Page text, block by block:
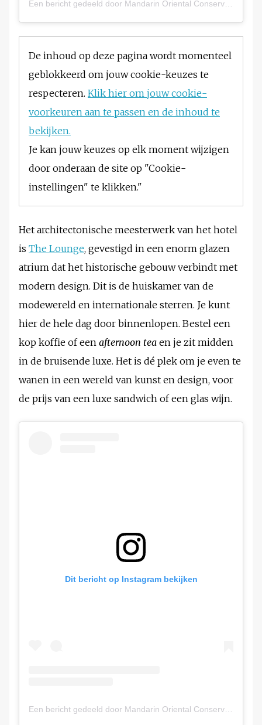
Een bericht gedeeld door Mandarin Oriental Conservatorium, Amsterdam (@mo_conservatorium)
De inhoud op deze pagina wordt momenteel
geblokkeerd om jouw cookie-keuzes te
respecteren. Klik hier om jouw cookie-
voorkeuren aan te passen en de inhoud te
bekijken.
Je kan jouw keuzes op elk moment wijzigen
door onderaan de site op "Cookie-
instellingen" te klikken."
Het architectonische meesterwerk van het hotel
is The Lounge, gevestigd in een enorm glazen
atrium dat het historische gebouw verbindt met
modern design. Dit is de huiskamer van de
modewereld en internationale sterren. Je kunt
hier de hele dag door binnenlopen. Bestel een
kop koffie of een afternoon tea en je zit midden
in de bruisende luxe. Het is dé plek om je even te
wanen in een wereld van kunst en design, voor
de prijs van een luxe sandwich of een glas wijn.
Dit bericht op Instagram bekijken
Een bericht gedeeld door Mandarin Oriental Conservatorium, Amsterdam (@mo_conservatorium)